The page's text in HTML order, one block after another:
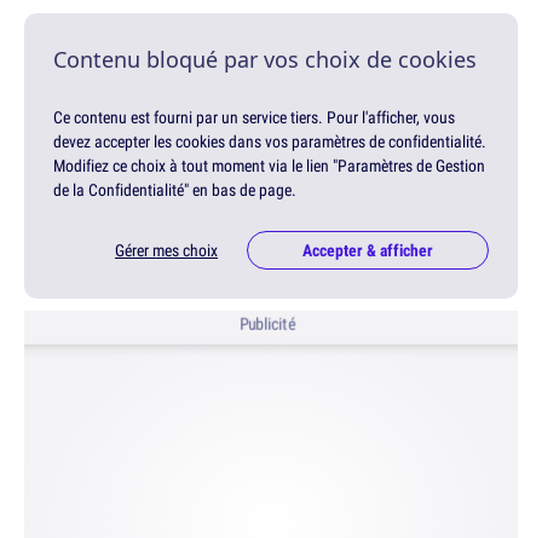
Contenu bloqué par vos choix de cookies
Ce contenu est fourni par un service tiers. Pour l'afficher, vous
devez accepter les cookies dans vos paramètres de confidentialité.
Modifiez ce choix à tout moment via le lien "Paramètres de Gestion
de la Confidentialité" en bas de page.
Gérer mes choix Accepter & afficher
Publicité